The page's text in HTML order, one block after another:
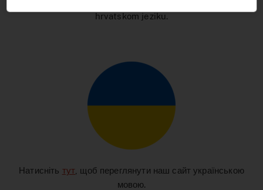
hrvatskom jeziku.
Натисніть тут , щоб переглянути наш сайт українською
мовою.